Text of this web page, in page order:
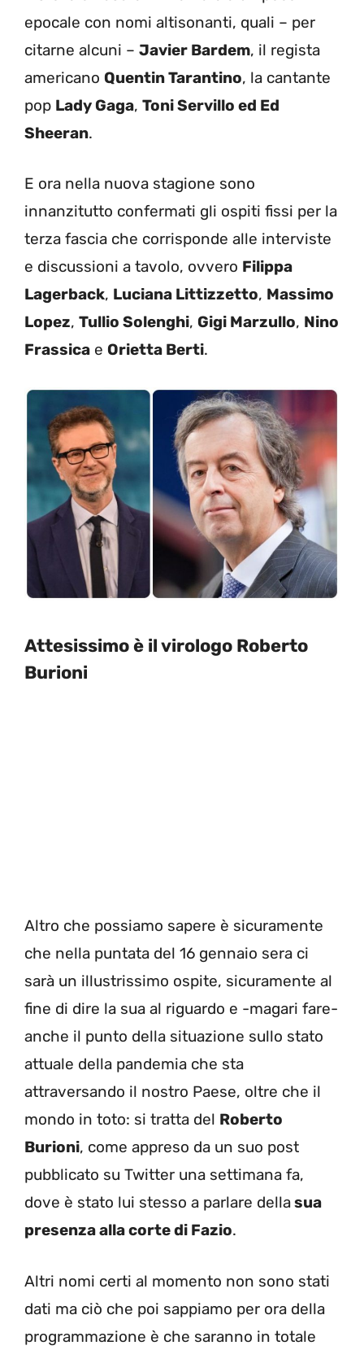
epocale con nomi altisonanti, quali – per
citarne alcuni – Javier Bardem, il regista
americano Quentin Tarantino, la cantante
pop Lady Gaga, Toni Servillo ed Ed
Sheeran.
E ora nella nuova stagione sono
innanzitutto confermati gli ospiti fissi per la
terza fascia che corrisponde alle interviste
e discussioni a tavolo, ovvero Filippa
Lagerback, Luciana Littizzetto, Massimo
Lopez, Tullio Solenghi, Gigi Marzullo, Nino
Frassica e Orietta Berti.
Attesissimo è il virologo Roberto
Burioni
Altro che possiamo sapere è sicuramente
che nella puntata del 16 gennaio sera ci
sarà un illustrissimo ospite, sicuramente al
fine di dire la sua al riguardo e -magari fare-
anche il punto della situazione sullo stato
attuale della pandemia che sta
attraversando il nostro Paese, oltre che il
mondo in toto: si tratta del Roberto
Burioni, come appreso da un suo post
pubblicato su Twitter una settimana fa,
dove è stato lui stesso a parlare dellasua
presenza alla corte di Fazio.
Altri nomi certi al momento non sono stati
dati ma ciò che poi sappiamo per ora della
programmazione è che saranno in totale